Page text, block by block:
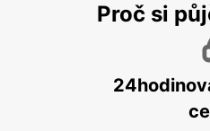
SCHWERIN
SCHWERIN
Proč si